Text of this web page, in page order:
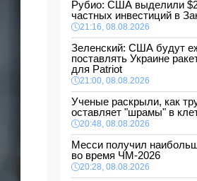
Рубио: США выделили
частных инвестиций в
21:16, 08.08.2026
Зеленский: США будут
поставлять Украине
для Patriot
21:00, 08.08.2026
Ученые раскрыли, как
оставляет "шрамы" в
20:48, 08.08.2026
Месси получил
во время ЧМ-2026
20:28, 08.08.2026